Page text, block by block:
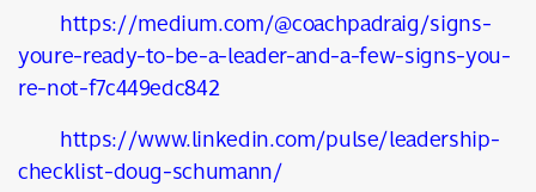
https://medium.com/@coachpadraig/signs-
youre-ready-to-be-a-leader-and-a-few-signs-you-
re-not-f7c449edc842
https://www.linkedin.com/pulse/leadership-
checklist-doug-schumann/